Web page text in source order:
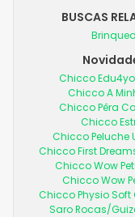
BUSCAS
Chicco
Chicco A
Chicco Pêra
Chicco
Chicco Peluche
Chicco First
Chicco Wow
Chicco Wow
Chicco Physio Soft
Saro Rocas/